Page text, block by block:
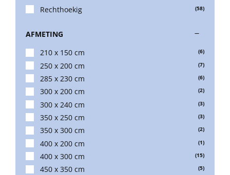
Glatz parasoldoeken
Glatz stofstalen collectie Sampleboeken
Umbrosa en Paraflex parasoldoeken
Onze merken
Rechthoekig
(58)
AFMETING
210 x 150 cm
(6)
250 x 200 cm (7)
285 x 230 cm (6)
300 x 200 cm (2)
300 x 240 cm (3)
350 x 250 cm (3)
350 x 300 cm (2)
400 x 200 cm (1)
400 x 300 cm (15)
450 x 350 cm (5)